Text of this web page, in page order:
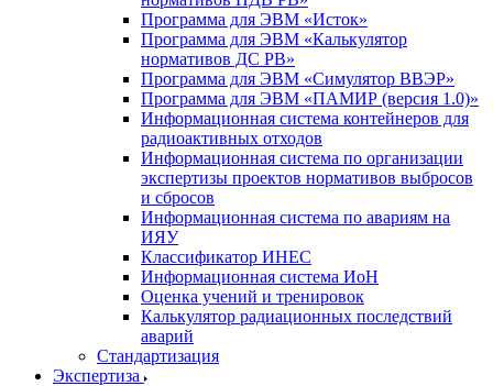
Программа для ЭВМ «Исток»
Программа для ЭВМ «Калькулятор
нормативов ДС РВ»
Программа для ЭВМ «Симулятор ВВЭР»
Программа для ЭВМ «ПАМИР (версия 1.0)»
Информационная система контейнеров для
радиоактивных отходов
Информационная система по организации
экспертизы проектов нормативов выбросов
и сбросов
Информационная система по авариям на
ИЯУ
Классификатор ИНЕС
Информационная система ИоН
Оценка учений и тренировок
Калькулятор радиационных последствий
аварий
Стандартизация
Экспертиза